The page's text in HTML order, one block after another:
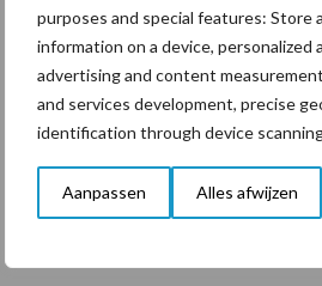
purposes and special features: Store
information on a device,
advertising and content
and services development, precise
identification through device
Aanpassen Alles afwijzen
Ambient Carbon, opgericht en nu
Stanley Johnson. Het bedrijf is
Eradication Photochemical System)
en beschikbaar te maken voor de
Aanbevolen voor jou!